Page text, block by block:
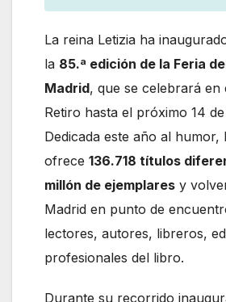
La reina Letizia ha
la 85.ª edición de la Feria
Madrid, que se celebrará en
Retiro hasta el próximo 14
Dedicada este año al humor,
ofrece 136.718 títulos
millón de ejemplares y
Madrid en punto de
lectores, autores, libreros,
profesionales del libro.
Durante su recorrido